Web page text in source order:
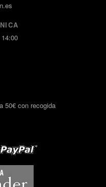
50€ con recogida